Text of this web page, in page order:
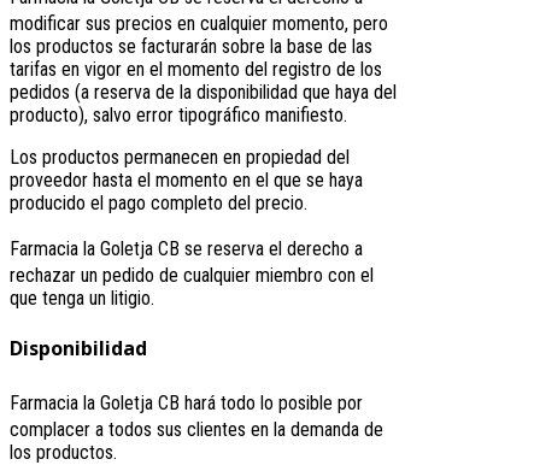
modificar sus precios en cualquier momento, pero
los productos se facturarán sobre la base de las
tarifas en vigor en el momento del registro de los
pedidos (a reserva de la disponibilidad que haya del
producto), salvo error tipográfico manifiesto.
Los productos permanecen en propiedad del
proveedor hasta el momento en el que se haya
producido el pago completo del precio.
Farmacia la Goletja CB se reserva el derecho a
rechazar un pedido de cualquier miembro con el
que tenga un litigio.
Disponibilidad
Farmacia la Goletja CB hará todo lo posible por
complacer a todos sus clientes en la demanda de
los productos.